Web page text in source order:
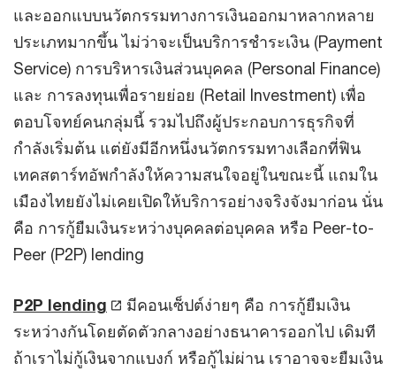
และออกแบบนวัตกรรมทางการเงินออกมาหลากหลาย
ประเภทมากขึ้น ไม่ว่าจะเป็นบริการชำระเงิน (Payment
Service) การบริหารเงินส่วนบุคคล (Personal Finance)
และ การลงทุนเพื่อรายย่อย (Retail Investment) เพื่อ
ตอบโจทย์คนกลุ่มนี้ รวมไปถึงผู้ประกอบการธุรกิจที่
กำลังเริ่มต้น แต่ยังมีอีกหนึ่งนวัตกรรมทางเลือกที่ฟิน
เทคสตาร์ทอัพกำลังให้ความสนใจอยู่ในขณะนี้ แถมใน
เมืองไทยยังไม่เคยเปิดให้บริการอย่างจริงจังมาก่อน นั่น
คือ การกู้ยืมเงินระหว่างบุคคลต่อบุคคล หรือ Peer-to-
Peer (P2P) lending
P2P lending
มีคอนเซ็ปต์ง่ายๆ คือ การกู้ยืมเงิน
ระหว่างกันโดยตัดตัวกลางอย่างธนาคารออกไป เดิมที
ถ้าเราไม่กู้เงินจากแบงก์ หรือกู้ไม่ผ่าน เราอาจจะยืมเงิน